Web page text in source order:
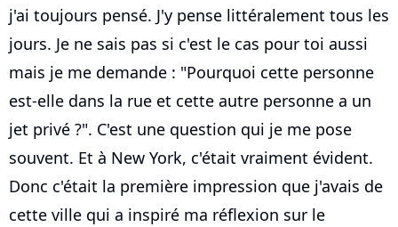
j'ai toujours pensé. J'y pense littéralement tous les
jours. Je ne sais pas si c'est le cas pour toi aussi
mais je me demande : "Pourquoi cette personne
est-elle dans la rue et cette autre personne a un
jet privé ?". C'est une question qui je me pose
souvent. Et à New York, c'était vraiment évident.
Donc c'était la première impression que j'avais de
cette ville qui a inspiré ma réflexion sur le